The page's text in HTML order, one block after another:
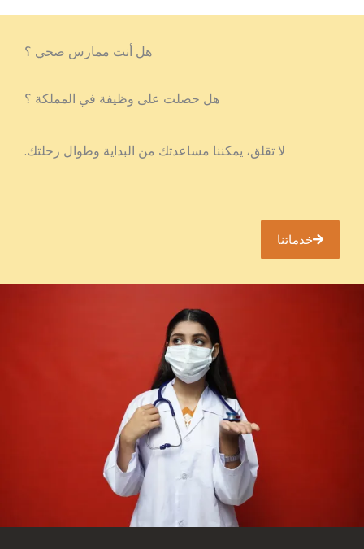
هل أنت ممارس صحي ؟
هل حصلت على وظيفة في المملكة ؟
لا تقلق، يمكننا مساعدتك من البداية وطوال رحلتك.
خدماتنا